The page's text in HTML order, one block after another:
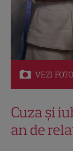
VEZI FOTO
Cuza și
an de